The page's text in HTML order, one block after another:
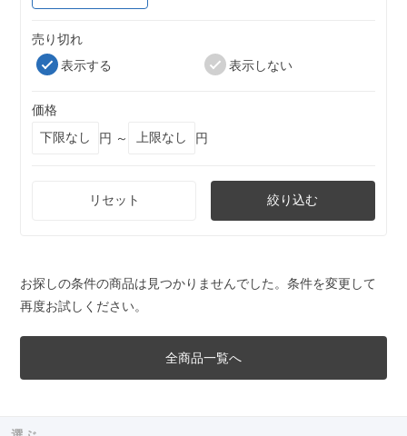
売り切れ
表示する
表示しない
価格
円 ～
円
リセット 絞り込む
お探しの条件の商品は見つかりませんでした。条件を変更して
再度お試しください。
全商品一覧へ